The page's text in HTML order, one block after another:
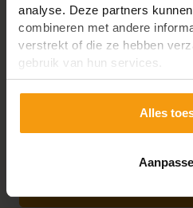
analyse. Deze partners
combineren met andere
verstrekt of die ze hebben
gebruik van hun services.
Alles